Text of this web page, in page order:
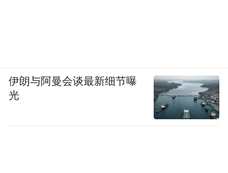
伊朗与阿曼会谈最新细节曝
光